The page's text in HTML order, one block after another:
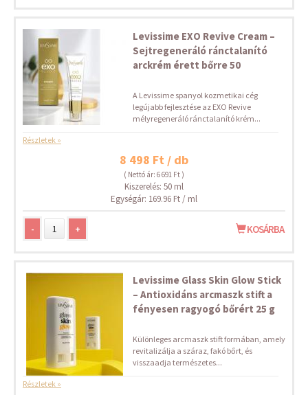
Levissime EXO Revive Cream –
Sejtregeneráló ránctalanító
arckrém érett bőrre 50
A Levissime spanyol kozmetikai cég
legújabb fejlesztése az EXO Revive
mélyregeneráló ránctalanító krém...
Részletek »
8 498 Ft / db
( Nettó ár: 6 691 Ft )
Kiszerelés: 50 ml
Egységár: 169.96 Ft / ml
- + KOSÁRBA
Levissime Glass Skin Glow Stick
– Antioxidáns arcmaszk stift a
fényesen ragyogó bőrért 25 g
Különleges arcmaszk stift formában, amely
revitalizálja a száraz, fakó bőrt, és
visszaadja természetes...
Részletek »